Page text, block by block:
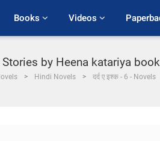
Books Videos
by Heena katariya
Hindi Novels दर्द ए इश्क - 6 - Novels